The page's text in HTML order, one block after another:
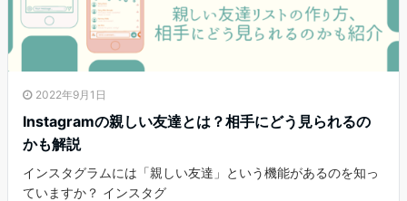
2022年9月1日
Instagramの親しい友達とは？相手にどう見られるの
かも解説
インスタグラムには「親しい友達」という機能があるのを知っ
ていますか？ インスタグ